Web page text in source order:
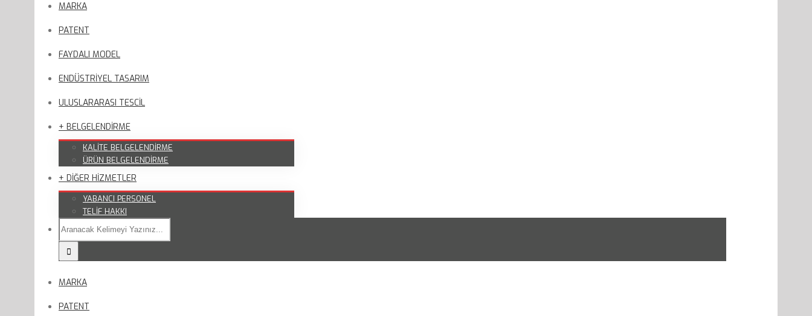
MARKA
PATENT
FAYDALI MODEL
ENDÜSTRİYEL TASARIM
ULUSLARARASI TESCİL
+ BELGELENDİRME
KALİTE BELGELENDİRME
ÜRÜN BELGELENDİRME
+ DİĞER HİZMETLER
YABANCI PERSONEL
TELİF HAKKI
MARKA
PATENT